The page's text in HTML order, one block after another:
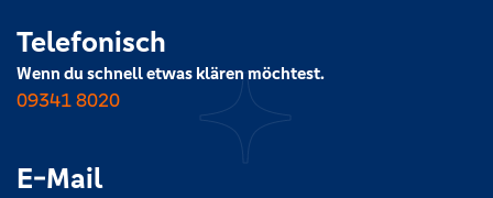
Telefonisch
Wenn du schnell etwas klären möchtest.
09341 8020
E-Mail